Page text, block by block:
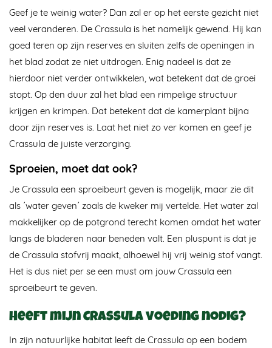
Geef je te weinig water? Dan zal er op het eerste gezicht niet
veel veranderen. De Crassula is het namelijk gewend. Hij kan
goed teren op zijn reserves en sluiten zelfs de openingen in
het blad zodat ze niet uitdrogen. Enig nadeel is dat ze
hierdoor niet verder ontwikkelen, wat betekent dat de groei
stopt. Op den duur zal het blad een rimpelige structuur
krijgen en krimpen. Dat betekent dat de kamerplant bijna
door zijn reserves is. Laat het niet zo ver komen en geef je
Crassula de juiste verzorging.
Sproeien, moet dat ook?
Je Crassula een sproeibeurt geven is mogelijk, maar zie dit
als ´water geven´ zoals de kweker mij vertelde. Het water zal
makkelijker op de potgrond terecht komen omdat het water
langs de bladeren naar beneden valt. Een pluspunt is dat je
de Crassula stofvrij maakt, alhoewel hij vrij weinig stof vangt.
Het is dus niet per se een must om jouw Crassula een
sproeibeurt te geven.
Heeft mijn Crassula voeding nodig?
In zijn natuurlijke habitat leeft de Crassula op een bodem